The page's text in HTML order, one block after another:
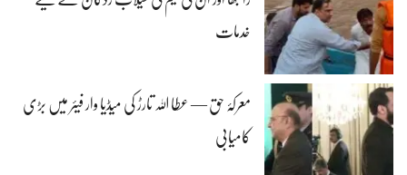
خدمات
معرکۂ حق — عطا اللہ تارڑ کی میڈیا وار فیئر میں بڑی
کامیابی